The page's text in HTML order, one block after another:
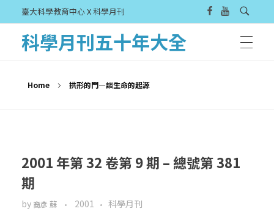
臺大科學教育中心 X 科學月刊
科學月刊五十年大全
Home 拱形的門—談生命的起源
2001 年第 32 卷第 9 期 – 總號第 381
期
by 裔彥 蘇 2001 科學月刊